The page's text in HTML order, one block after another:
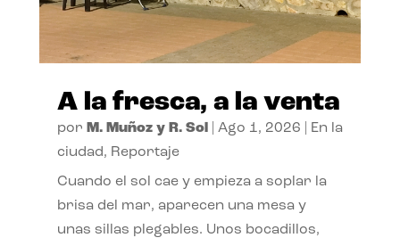
A la fresca, a la venta
por M. Muñoz y R. Sol| Ago 1, 2026
En la
ciudad, Reportaje
Cuando el sol cae y empieza a soplar la
brisa del mar, aparecen una mesa y
unas sillas plegables. Unos bocadillos,